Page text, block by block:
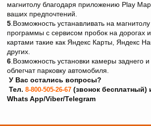
магнитолу благодаря приложению Play
ваших предпочтений.
5.Возможность устанавливать на
программы с сервисом пробок на дорогах
картами такие как Яндекс Карты, Яндекс
других.
6.Возможность установки камеры заднего
облегчат парковку автомобиля.
У Вас остались вопросы?
Тел. 8-800-505-26-67 (звонок бесплатный)
Whats App/Viber/Telegram